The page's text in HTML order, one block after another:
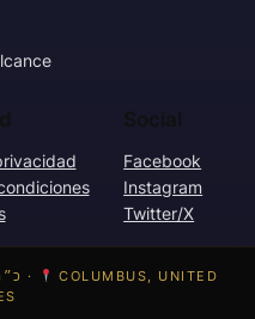
Social
Facebook
Instagram
Twitter/X
PARASHAT RE’EH · כ״ה בְּאָב תשפ״ו ·
COLUMBUS, UNITED